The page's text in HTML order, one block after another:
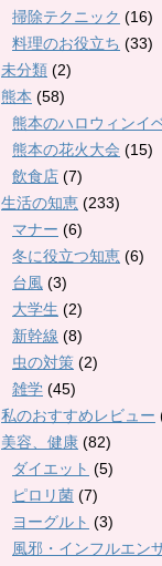
掃除テクニック (16)
料理のお役立ち (33)
未分類 (2)
熊本 (58)
熊本のハロウィンイ
熊本の花火大会 (15)
飲食店 (7)
生活の知恵 (233)
マナー (6)
冬に役立つ知恵 (6)
台風 (3)
大学生 (2)
新幹線 (8)
虫の対策 (2)
雑学 (45)
私のおすすめレビュー
美容、健康 (82)
ダイエット (5)
ピロリ菌 (7)
ヨーグルト (3)
風邪・インフルエン